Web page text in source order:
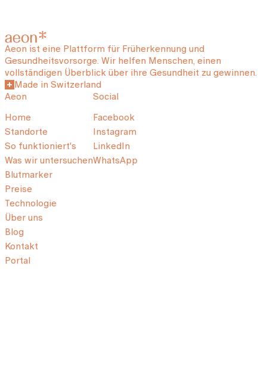
Aeon ist eine Plattform für Früherkennung und
Gesundheitsvorsorge. Wir helfen Menschen, einen
vollständigen Überblick über ihre Gesundheit zu gewinnen.
Made in Switzerland
Aeon
Home
Standorte
So funktioniert's
Was wir untersuchen
Blutmarker
Preise
Technologie
Über uns
Blog
Kontakt
Portal
Social
Facebook
Instagram
LinkedIn
WhatsApp